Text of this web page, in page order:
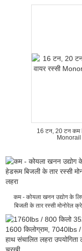
16 टन, 20 टन कम
Monorail
कम - कोयला खनन उद्योग के
बिजली के तार रस्सी मोनोरेल